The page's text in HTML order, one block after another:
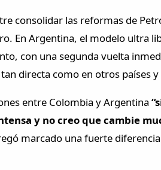
consolidar las reformas de
En Argentina, el modelo ultra
con una segunda vuelta
directa como en otros países
entre Colombia y Argentina
y no creo que cambie
marcado una fuerte